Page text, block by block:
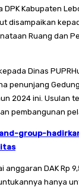
DPK Kabupaten
disampaikan
Ruang dan
Dinas
penunjang
2024 ini. Usulan
pembangunan
group-
anggaran DAK Rp
hanya